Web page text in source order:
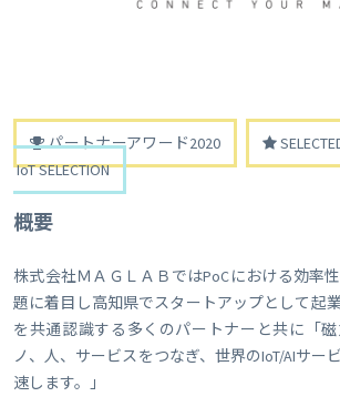
パートナーアワード2020
IoT SELECTION
概要
株式会社ＭＡＧＬＡＢではPoCにおける効率
題に着目し高知県でスタートアップとして起
を共通認識する多くのパートナーと共に「
ノ、人、サービスをつなぎ、世界のIoT/AIサー
速します。」